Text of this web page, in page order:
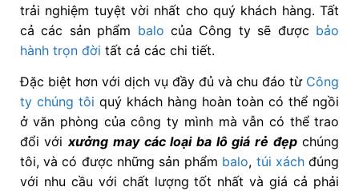
trải nghiệm tuyệt vời nhất cho quý khách hàng. Tất
cả các sản phẩm balo của Công ty sẽ được bảo
hành trọn đời tất cả các chi tiết.
Đặc biệt hơn với dịch vụ đầy đủ và chu đáo từ Công
ty chúng tôi quý khách hàng hoàn toàn có thể ngồi
ở văn phòng của công ty mình mà vẫn có thể trao
đổi vớixưởng may các loại ba lô giá rẻ đẹpchúng
tôi, và có được những sản phẩm balo, túi xáchđúng
với nhu cầu với chất lượng tốt nhất và giá cả phải